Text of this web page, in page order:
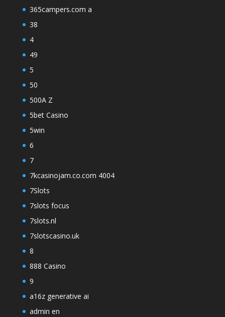
365campers.com a
38
4
49
5
50
500A Z
5bet Casino
5win
6
7
7kcasinojam.co.com 4004
7Slots
7slots focus
7slots.nl
7slotscasino.uk
8
888 Casino
9
a16z generative ai
admin en